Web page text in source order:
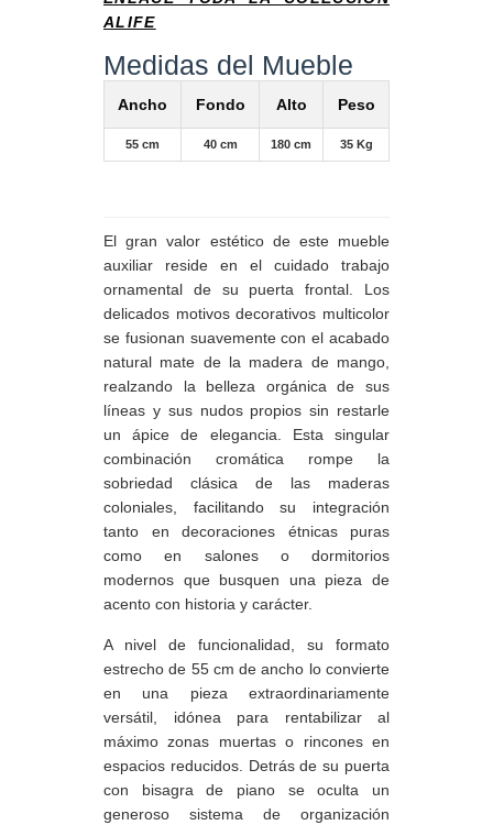
ALIFE
Medidas del Mueble
Ancho Fondo Alto Peso
55 cm 40 cm 180 cm 35 Kg
El gran valor estético de este mueble
auxiliar reside en el cuidado trabajo
ornamental de su puerta frontal. Los
delicados motivos decorativos multicolor
se fusionan suavemente con el acabado
natural mate de la madera de mango,
realzando la belleza orgánica de sus
líneas y sus nudos propios sin restarle
un ápice de elegancia. Esta singular
combinación cromática rompe la
sobriedad clásica de las maderas
coloniales, facilitando su integración
tanto en decoraciones étnicas puras
como en salones o dormitorios
modernos que busquen una pieza de
acento con historia y carácter.
A nivel de funcionalidad, su formato
estrecho de 55 cm de ancho lo convierte
en una pieza extraordinariamente
versátil, idónea para rentabilizar al
máximo zonas muertas o rincones en
espacios reducidos. Detrás de su puerta
con bisagra de piano se oculta un
generoso sistema de organización